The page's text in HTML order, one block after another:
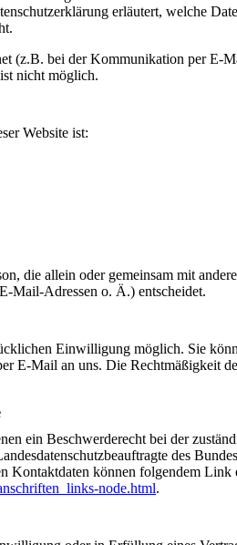
erläutert, welche
(z.B. bei der Kommunikation per E-
nicht möglich.
Website ist:
die allein oder gemeinsam mit
Mail-Adressen o. Ä.) entscheidet.
Einwilligung möglich. Sie
E-Mail an uns. Die Rechtmäßigkeit
ein Beschwerderecht bei der
des
Kontaktdaten können folgendem Link
node.html.